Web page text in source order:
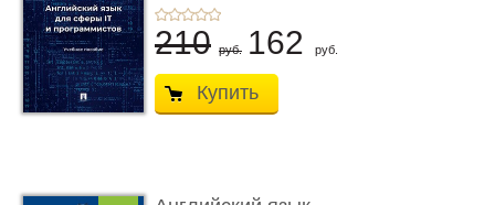
210 руб. 162 руб.
Купить